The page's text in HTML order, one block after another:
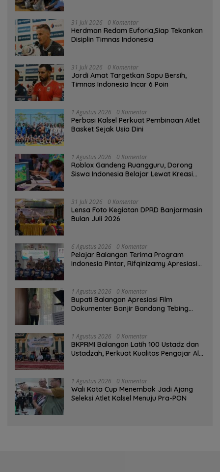
31 Juli 2026 0 Komentar
Herdman Redam Euforia,Siap Tekankan
Disiplin Timnas Indonesia
31 Juli 2026 0 Komentar
Jordi Amat Targetkan Sapu Bersih,
Timnas Indonesia Incar 6 Poin
1 Agustus 2026 0 Komentar
Perbasi Kalsel Perkuat Pembinaan Atlet
Basket Sejak Usia Dini
1 Agustus 2026 0 Komentar
Roblox Gandeng Ruangguru, Dorong
Siswa Indonesia Belajar Lewat Kreasi
31 Juli 2026 0 Komentar
Lensa Foto Kegiatan DPRD Banjarmasin
Bulan Juli 2026
6 Agustus 2026 0 Komentar
Pelajar Balangan Terima Program
Indonesia Pintar, Rifqinizamy Apresiasi
1 Agustus 2026 0 Komentar
Bupati Balangan Apresiasi Film
Dokumenter Banjir Bandang Tebing
1 Agustus 2026 0 Komentar
BKPRMI Balangan Latih 100 Ustadz dan
Ustadzah, Perkuat Kualitas Pengajar Al-
1 Agustus 2026 0 Komentar
Wali Kota Cup Menembak Jadi Ajang
Seleksi Atlet Kalsel Menuju Pra-PON